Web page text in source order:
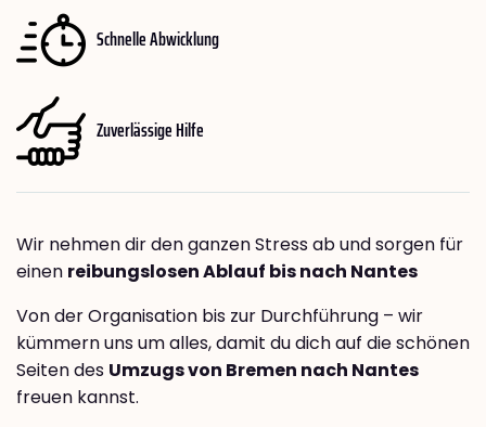
Schnelle Abwicklung
Zuverlässige Hilfe
Wir nehmen dir den ganzen Stress ab und sorgen für
einen reibungslosen Ablauf bis nach Nantes
Von der Organisation bis zur Durchführung – wir
kümmern uns um alles, damit du dich auf die schönen
Seiten des Umzugs von Bremen nach Nantes
freuen kannst.